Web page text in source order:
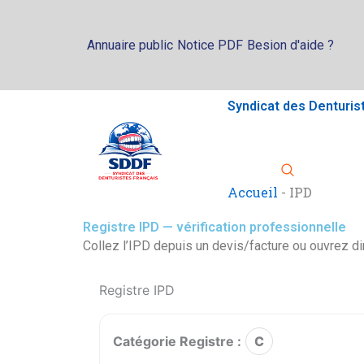
Annuaire public Notice PDF Besion d'aide ?
Syndicat des
Accueil - IPD
Registre IPD — vérification professionnelle
Collez l’IPD depuis un devis/facture ou ouvrez
Registre IPD
Catégorie Registre : C